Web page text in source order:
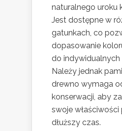
naturalnego uroku
Jest dostępne w
gatunkach, co
dopasowanie
do indywidualnych
Należy jednak
drewno wymaga
konserwacji, aby
swoje właściwości
dłuższy czas.